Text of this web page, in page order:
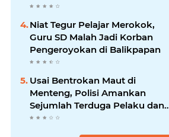
Niat Tegur Pelajar Merokok,
Guru SD Malah Jadi Korban
Pengeroyokan di Balikpapan
Usai Bentrokan Maut di
Menteng, Polisi Amankan
Sejumlah Terduga Pelaku dan
Temukan Fakta Mengejutkan di